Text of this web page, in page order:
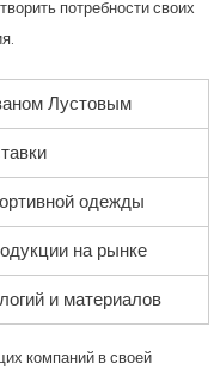
потребности своих
Лустовым
одежды
на рынке
и материалов
компаний в своей